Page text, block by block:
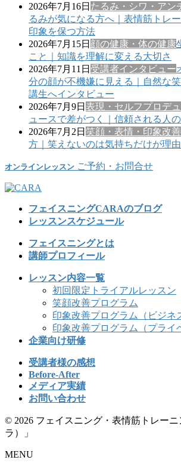
2026年7月16日 たるみ・シワ・アン
るみが気になる方へ｜表情筋トレ
印象を保つ方法
2026年7月15日 顔の健康・体の健康
こと｜知識を理解に変える大切さ
2026年7月11日 受講者インタビュー
分の顔が不機嫌に見える｜自然な
講生へインタビュー
2026年7月9日 表現・セルフプロデ
ュースで差がつく｜信頼される人
2026年7月2日 笑顔・表情・印象改善
方｜笑えないのは気持ちだけが理
オンラインレッスン ご予約・お問合せ
フェイスニングCARAのブログ
レッスンスケジュール
フェイスニングとは
講師プロフィール
レッスン内容一覧
初回限定トライアルレッスン
笑顔改善プログラム
印象改善プログラム（ビジネ
印象改善プログラム（プライ
企業向け研修
受講者様の感想
Before-After
メディア実績
お問い合わせ
© 2026 フェイスニング・表情筋トレー
ラ）」
MENU